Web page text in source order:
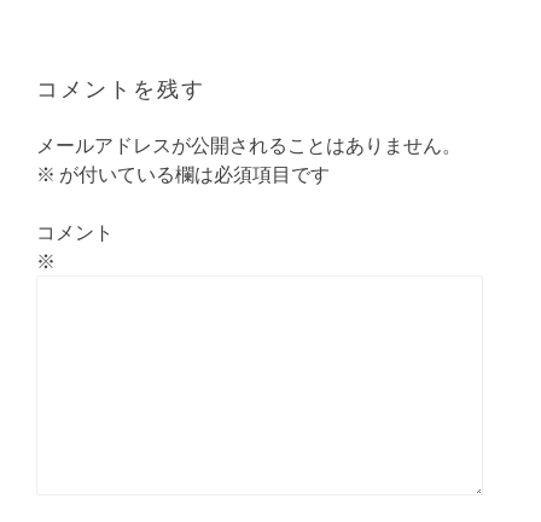
ー
ョ
ン
コメントを残す
メールアドレスが公開されることはありません。
※ が付いている欄は必須項目です
コメント
※